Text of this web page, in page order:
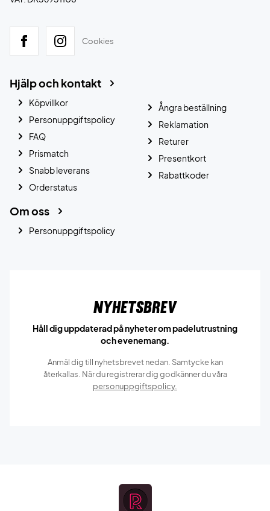
Cookies
Hjälp och kontakt
Köpvillkor
Personuppgiftspolicy
FAQ
Prismatch
Snabb leverans
Orderstatus
Ångra beställning
Reklamation
Returer
Presentkort
Rabattkoder
Om oss
Personuppgiftspolicy
Nyhetsbrev
Håll dig uppdaterad på nyheter om padelutrustning
och evenemang.
Anmäl dig till nyhetsbrevet nedan. Samtycke kan
återkallas. När du registrerar dig godkänner du våra
personuppgiftspolicy.